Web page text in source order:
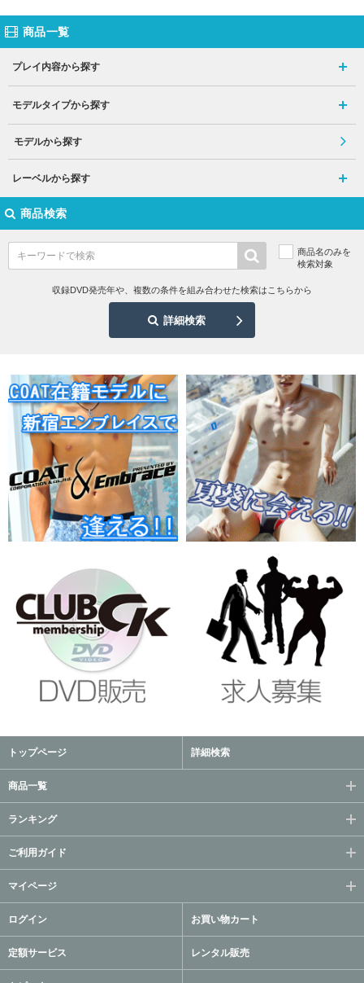
商品一覧
プレイ内容から探す
モデルタイプから探す
モデルから探す
レーベルから探す
商品検索
商品名のみを
検索対象
収録DVD発売年や、複数の条件を組み合わせた検索はこちらから
詳細検索
トップページ 詳細検索
商品一覧
ランキング
ご利用ガイド
マイページ
ログイン お買い物カート
定額サービス レンタル販売